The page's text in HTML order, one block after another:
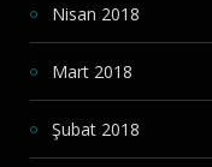
Nisan 2018
Mart 2018
Şubat 2018